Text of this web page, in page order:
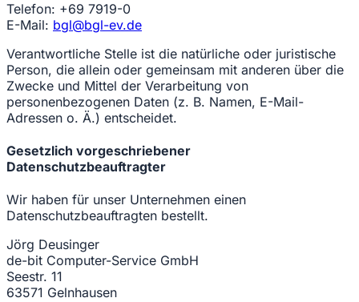
Telefon: +69 7919-0
E-Mail: bgl@bgl-ev.de
Verantwortliche Stelle ist die natürliche oder juristische
Person, die allein oder gemeinsam mit anderen über die
Zwecke und Mittel der Verarbeitung von
personenbezogenen Daten (z. B. Namen, E-Mail-
Adressen o. Ä.) entscheidet.
Gesetzlich vorgeschriebener
Datenschutzbeauftragter
Wir haben für unser Unternehmen einen
Datenschutzbeauftragten bestellt.
Jörg Deusinger
de-bit Computer-Service GmbH
Seestr. 11
63571 Gelnhausen